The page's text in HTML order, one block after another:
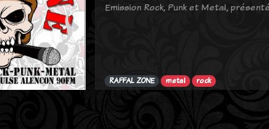
Emission Rock, Punk et Metal,
RAFFAL ZONE metal rock